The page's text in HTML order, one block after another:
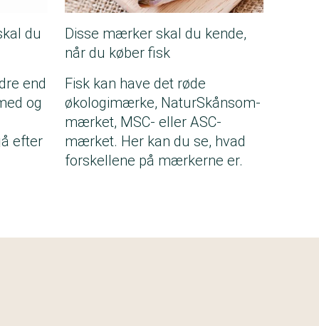
du
end
og
efter
Disse mærker skal du kende,
når du køber fisk
Fisk kan have det røde
økologimærke, NaturSkånsom-
mærket, MSC- eller ASC-
mærket. Her kan du se, hvad
forskellene på mærkerne er.